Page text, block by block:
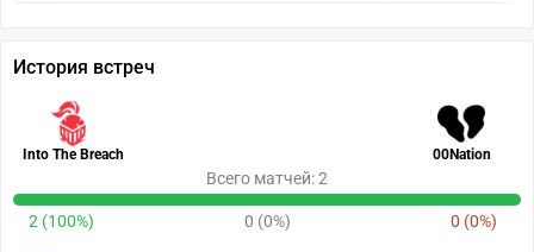
История встреч
Into The Breach 00Nation
Всего матчей: 2
2 (100%) 0 (0%) 0 (0%)